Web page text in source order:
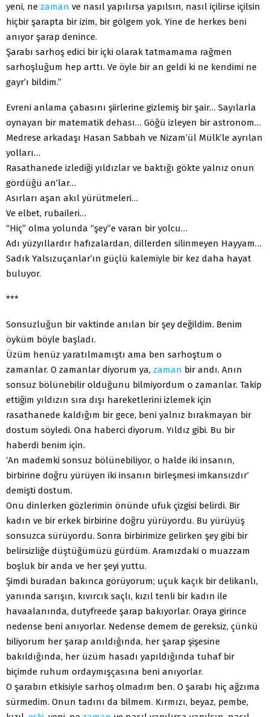
yeni, ne zaman ve nasıl yapılırsa yapılsın, nasıl içilirse içilsin
hiçbir şarapta bir izim, bir gölgem yok. Yine de herkes beni
anıyor şarap denince.
Şarabı sarhoş edici bir içki olarak tatmamama rağmen
sarhoşluğum hep arttı. Ve öyle bir an geldi ki ne kendimi ne
gayr’ı bildim.”
Evreni anlama çabasını şiirlerine gizlemiş bir şair… Sayılarla
oynayan bir matematik dehası… Göğü izleyen bir astronom…
Medrese arkadaşı Hasan Sabbah ve Nizam’ül Mülk’le ayrılan
yolları…
Rasathanede izlediği yıldızlar ve baktığı gökte yalnız onun
gördüğü an’lar…
Asırları aşan akıl yürütmeleri…
Ve elbet, rubaileri…
“Hiç” olma yolunda “şey”e varan bir yolcu…
Adı yüzyıllardır hafızalardan, dillerden silinmeyen Hayyam…
Sadık Yalsızuçanlar’ın güçlü kalemiyle bir kez daha hayat
buluyor.
***
Sonsuzluğun bir vaktinde anılan bir şey değildim. Benim
öyküm böyle başladı.
Üzüm henüz yaratılmamıştı ama ben sarhoştum o
zamanlar. O zamanlar diyorum ya, zaman bir andı. Anın
sonsuz bölünebilir olduğunu bilmiyordum o zamanlar. Takip
ettiğim yıldızın sıra dışı hareketlerini izlemek için
rasathanede kaldığım bir gece, beni yalnız bırakmayan bir
dostum söyledi. Ona haberci diyorum. Yıldız gibi. Bu bir
haberdi benim için.
‘An mademki sonsuz bölünebiliyor, o halde iki insanın,
birbirine doğru yürüyen iki insanın birleşmesi imkansızdır’
demişti dostum.
Onu dinlerken gözlerimin önünde ufuk çizgisi belirdi. Bir
kadın ve bir erkek birbirine doğru yürüyordu. Bu yürüyüş
sonsuzca sürüyordu. Sonra birbirimize gelirken şey gibi bir
belirsizliğe düştüğümüzü gürdüm. Aramızdaki o muazzam
boşluk bir anda ve her şeyi yuttu.
Şimdi buradan bakınca görüyorum; uçuk kaçık bir delikanlı,
yanında sarışın, kıvırcık saçlı, kızıl tenli bir kadın ile
havaalanında, dutyfreede şarap bakıyorlar. Oraya girince
nedense beni anıyorlar. Nedense demem de gereksiz, çünkü
biliyorum her şarap anıldığında, her şarap şişesine
bakıldığında, her üzüm hasadı yapıldığında tuhaf bir
biçimde ruhum ordaymışçasına beni anıyorlar.
O şarabın etkisiyle sarhoş olmadım ben. O şarabı hiç ağzıma
sürmedim. Onun tadını da bilmem. Kırmızı, beyaz, pembe,